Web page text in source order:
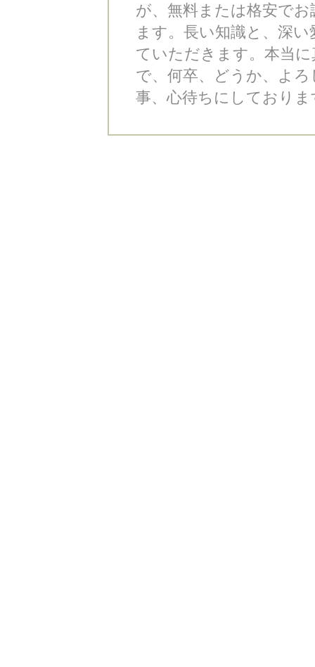
が、無料または格安で
ます。長い知識と、深
ていただきます。本当
で、何卒、どうか、よ
事、心待ちにしており